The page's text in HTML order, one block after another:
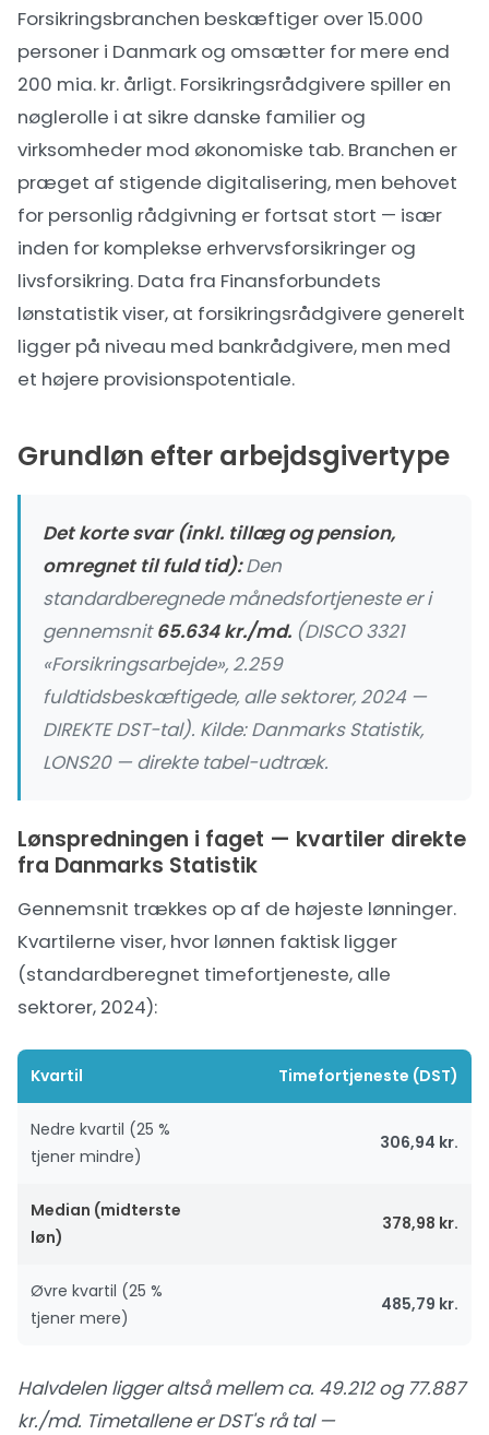
Forsikringsbranchen beskæftiger over 15.000
personer i Danmark og omsætter for mere end
200 mia. kr. årligt. Forsikringsrådgivere spiller en
nøglerolle i at sikre danske familier og
virksomheder mod økonomiske tab. Branchen er
præget af stigende digitalisering, men behovet
for personlig rådgivning er fortsat stort — især
inden for komplekse erhvervsforsikringer og
livsforsikring. Data fra Finansforbundets
lønstatistikviser, at forsikringsrådgivere generelt
ligger på niveau med bankrådgivere, men med
et højere provisionspotentiale.
Grundløn efter arbejdsgivertype
Det korte svar (inkl. tillæg og pension,
omregnet til fuld tid):Den
standardberegnede månedsfortjeneste er i
gennemsnit65.634 kr./md. (DISCO 3321
«Forsikringsarbejde», 2.259
fuldtidsbeskæftigede, alle sektorer, 2024 —
DIREKTE DST-tal). Kilde:Danmarks Statistik,
LONS20 — direkte tabel-udtræk.
Lønspredningen i faget — kvartiler direkte
fra Danmarks Statistik
Gennemsnit trækkes op af de højeste lønninger.
Kvartilerne viser, hvor lønnen faktisk ligger
(standardberegnet timefortjeneste, alle
sektorer, 2024):
Kvartil Timefortjeneste (DST)
Nedre kvartil (25 %
tjener mindre)
306,94 kr.
Median (midterste
løn)
378,98 kr.
Øvre kvartil (25 %
tjener mere)
485,79 kr.
Halvdelen ligger altså mellem ca. 49.212 og 77.887
kr./md. Timetallene er DST's rå tal —